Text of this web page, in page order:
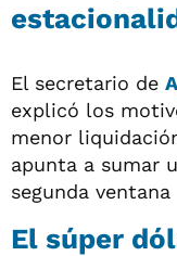
El secretario de
explicó los
menor
apunta a sumar
segunda ventana
El súper